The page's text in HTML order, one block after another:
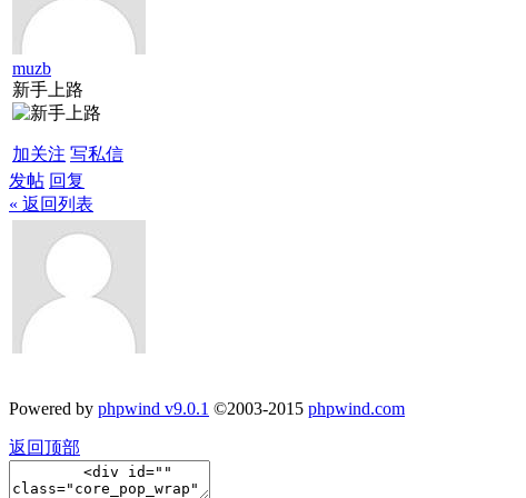
muzb
新手上路
加关注 写私信
发帖 回复
« 返回列表
Powered by phpwind v9.0.1 ©2003-2015 phpwind.com
返回顶部